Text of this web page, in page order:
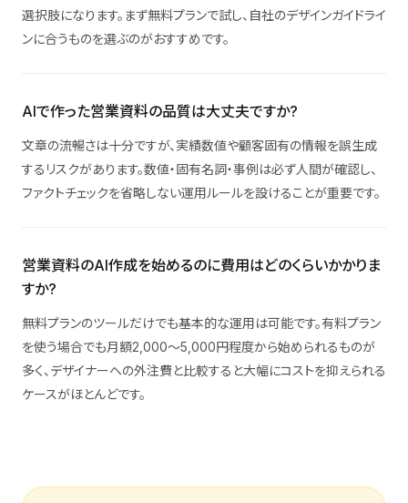
選択肢になります。まず無料プランで試し、自社のデザインガイドライ
ンに合うものを選ぶのがおすすめです。
AIで作った営業資料の品質は大丈夫ですか?
文章の流暢さは十分ですが、実績数値や顧客固有の情報を誤生成
するリスクがあります。数値・固有名詞・事例は必ず人間が確認し、
ファクトチェックを省略しない運用ルールを設けることが重要です。
営業資料のAI作成を始めるのに費用はどのくらいかかりま
すか?
無料プランのツールだけでも基本的な運用は可能です。有料プラン
を使う場合でも月額2,000〜5,000円程度から始められるものが
多く、デザイナーへの外注費と比較すると大幅にコストを抑えられる
ケースがほとんどです。